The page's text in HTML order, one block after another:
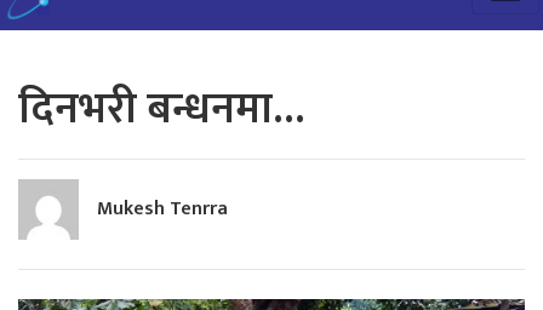
दिनभरी बन्धनमा…
Mukesh Tenrra